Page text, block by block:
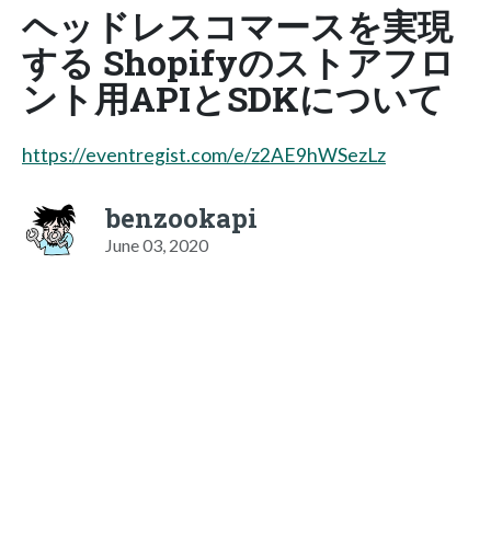
ヘッドレスコマースを実現
する Shopifyのストアフロ
ント用APIとSDKについて
https://eventregist.com/e/z2AE9hWSezLz
benzookapi
June 03, 2020